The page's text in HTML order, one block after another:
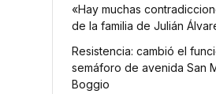
«Hay muchas
de la familia de Julián
Resistencia: cambió el
semáforo de avenida San
Boggio